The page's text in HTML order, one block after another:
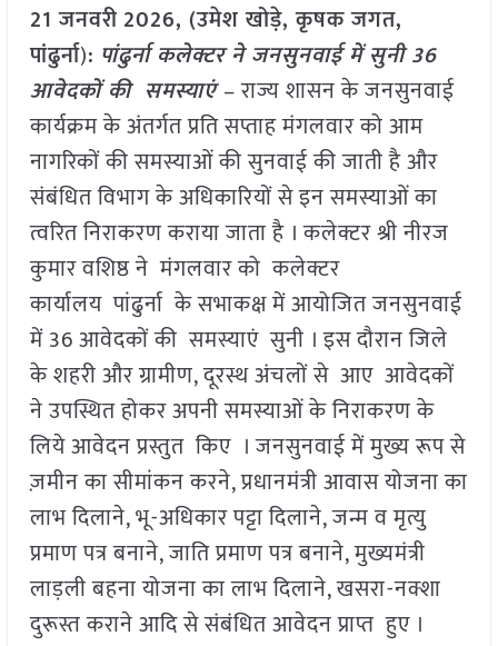
21 जनवरी2026, (उमेश खोड़े, कृषक जगत,
पांढुर्ना): पांढुर्ना कलेक्टर ने जनसुनवाई में सुनी 36
आवेदकों की समस्याएं– राज्य शासन के जनसुनवाई
कार्यक्रम के अंतर्गत प्रति सप्ताह मंगलवार को आम
नागरिकों की समस्याओं की सुनवाई की जाती है और
संबंधित विभाग के अधिकारियों से इन समस्याओं का
त्वरित निराकरण कराया जाता है । कलेक्टर श्री नीरज
कुमार वशिष्ठ ने मंगलवार को कलेक्टर
कार्यालय पांढुर्ना के सभाकक्ष में आयोजित जनसुनवाई
में 36 आवेदकों की समस्याएं सुनी । इस दौरान जिले
के शहरी और ग्रामीण, दूरस्थ अंचलों से आए आवेदकों
ने उपस्थित होकर अपनी समस्याओं के निराकरण के
लिये आवेदन प्रस्तुत किए । जनसुनवाई में मुख्य रूप से
ज़मीन का सीमांकन करने, प्रधानमंत्री आवास योजना का
लाभ दिलाने, भू-अधिकार पट्टा दिलाने, जन्म व मृत्यु
प्रमाण पत्र बनाने, जाति प्रमाण पत्र बनाने, मुख्यमंत्री
लाड़ली बहना योजना का लाभ दिलाने, खसरा-नक्शा
दुरूस्त कराने आदि से संबंधित आवेदन प्राप्त हुए ।